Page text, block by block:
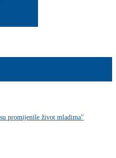
promijenile život mladima"